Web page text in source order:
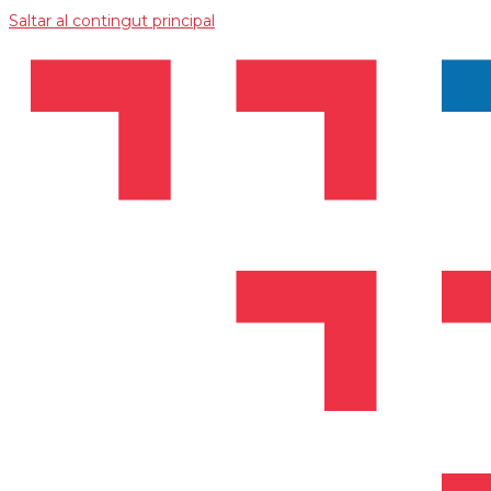
Saltar al contingut principal